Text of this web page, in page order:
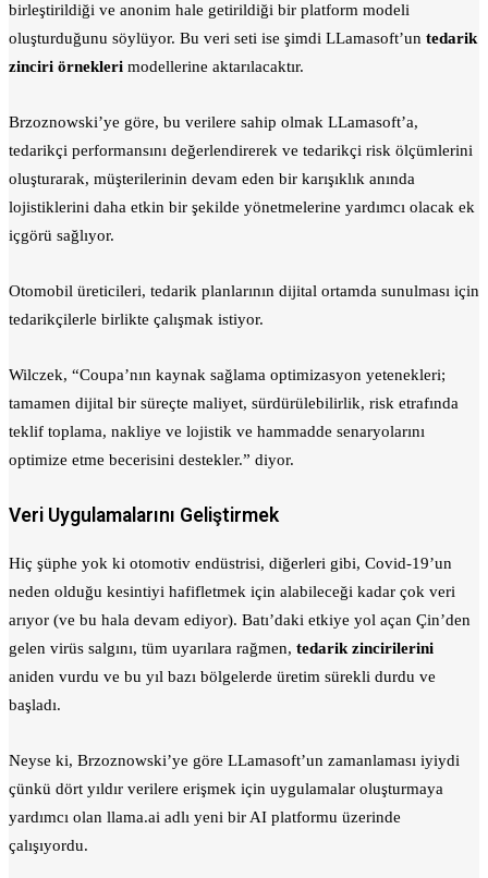
birleştirildiği ve anonim hale getirildiği bir platform modeli
oluşturduğunu söylüyor. Bu veri seti ise şimdi LLamasoft’un tedarik
zinciri örnekleri modellerine aktarılacaktır.
Brzoznowski’ye göre, bu verilere sahip olmak LLamasoft’a,
tedarikçi performansını değerlendirerek ve tedarikçi risk ölçümlerini
oluşturarak, müşterilerinin devam eden bir karışıklık anında
lojistiklerini daha etkin bir şekilde yönetmelerine yardımcı olacak ek
içgörü sağlıyor.
Otomobil üreticileri, tedarik planlarının dijital ortamda sunulması için
tedarikçilerle birlikte çalışmak istiyor.
Wilczek, “Coupa’nın kaynak sağlama optimizasyon yetenekleri;
tamamen dijital bir süreçte maliyet, sürdürülebilirlik, risk etrafında
teklif toplama, nakliye ve lojistik ve hammadde senaryolarını
optimize etme becerisini destekler.” diyor.
Veri Uygulamalarını Geliştirmek
Hiç şüphe yok ki otomotiv endüstrisi, diğerleri gibi, Covid-19’un
neden olduğu kesintiyi hafifletmek için alabileceği kadar çok veri
arıyor (ve bu hala devam ediyor). Batı’daki etkiye yol açan Çin’den
gelen virüs salgını, tüm uyarılara rağmen, tedarik zincirilerini
aniden vurdu ve bu yıl bazı bölgelerde üretim sürekli durdu ve
başladı.
Neyse ki, Brzoznowski’ye göre LLamasoft’un zamanlaması iyiydi
çünkü dört yıldır verilere erişmek için uygulamalar oluşturmaya
yardımcı olan llama.ai adlı yeni bir AI platformu üzerinde
çalışıyordu.